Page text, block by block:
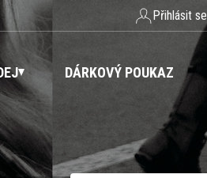
Přihlásit se
DÁRKOVÝ POUKAZ